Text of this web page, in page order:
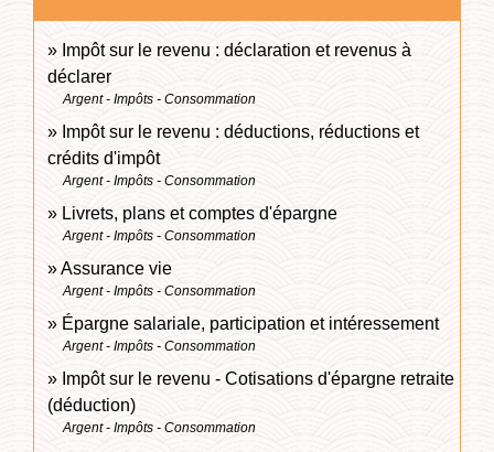
Impôt sur le revenu : déclaration et revenus à
déclarer
Argent - Impôts - Consommation
Impôt sur le revenu : déductions, réductions et
crédits d'impôt
Argent - Impôts - Consommation
Livrets, plans et comptes d'épargne
Argent - Impôts - Consommation
Assurance vie
Argent - Impôts - Consommation
Épargne salariale, participation et intéressement
Argent - Impôts - Consommation
Impôt sur le revenu - Cotisations d'épargne retraite
(déduction)
Argent - Impôts - Consommation